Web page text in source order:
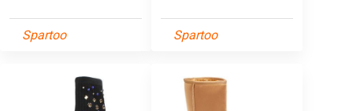
Spartoo Spartoo